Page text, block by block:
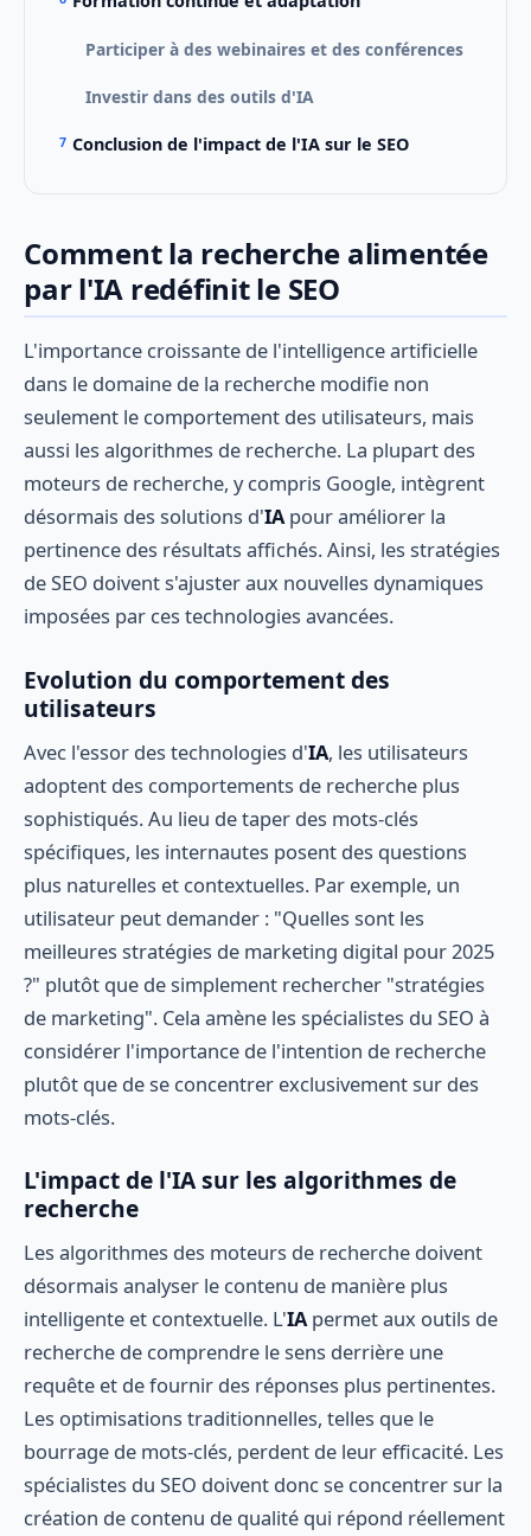
Participer à des webinaires et des conférences
Investir dans des outils d'IA
Conclusion de l'impact de l'IA sur le SEO
Comment la recherche alimentée
par l'IA redéfinit le SEO
L'importance croissante de l'intelligence artificielle
dans le domaine de la recherche modifie non
seulement le comportement des utilisateurs, mais
aussi les algorithmes de recherche. La plupart des
moteurs de recherche, y compris Google, intègrent
désormais des solutions d'IApour améliorer la
pertinence des résultats affichés. Ainsi, les stratégies
de SEO doivent s'ajuster aux nouvelles dynamiques
imposées par ces technologies avancées.
Evolution du comportement des
utilisateurs
Avec l'essor des technologies d'IA, les utilisateurs
adoptent des comportements de recherche plus
sophistiqués. Au lieu de taper des mots-clés
spécifiques, les internautes posent des questions
plus naturelles et contextuelles. Par exemple, un
utilisateur peut demander : "Quelles sont les
meilleures stratégies de marketing digital pour 2025
?" plutôt que de simplement rechercher "stratégies
de marketing". Cela amène les spécialistes du SEO à
considérer l'importance de l'intention de recherche
plutôt que de se concentrer exclusivement sur des
mots-clés.
L'impact de l'IA sur les algorithmes de
recherche
Les algorithmes des moteurs de recherche doivent
désormais analyser le contenu de manière plus
intelligente et contextuelle. L'IApermet aux outils de
recherche de comprendre le sens derrière une
requête et de fournir des réponses plus pertinentes.
Les optimisations traditionnelles, telles que le
bourrage de mots-clés, perdent de leur efficacité. Les
spécialistes du SEO doivent donc se concentrer sur la
création de contenu de qualité qui répond réellement